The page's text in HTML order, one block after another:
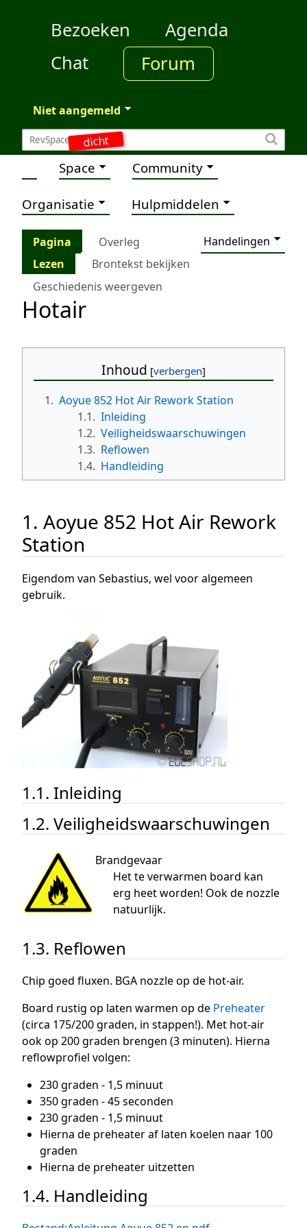
dicht
Bezoeken
Agenda
Chat
Forum
Niet aangemeld
Space Community
Organisatie Hulpmiddelen
Pagina Overleg
Handelingen
Lezen
Brontekst bekijken
Geschiedenis weergeven
Hotair
Inhoud
1. Aoyue 852 Hot Air Rework Station
1.1. Inleiding
1.2. Veiligheidswaarschuwingen
1.3. Reflowen
1.4. Handleiding
1. Aoyue 852 Hot Air Rework
Station
Eigendom van Sebastius, wel voor algemeen
gebruik.
1.1. Inleiding
1.2. Veiligheidswaarschuwingen
Brandgevaar
Het te verwarmen board kan
erg heet worden! Ook de nozzle
natuurlijk.
1.3. Reflowen
Chip goed fluxen. BGA nozzle op de hot-air.
Board rustig op laten warmen op de Preheater
(circa 175/200 graden, in stappen!). Met hot-air
ook op 200 graden brengen (3 minuten). Hierna
reflowprofiel volgen:
230 graden - 1,5 minuut
350 graden - 45 seconden
230 graden - 1,5 minuut
Hierna de preheater af laten koelen naar 100
graden
Hierna de preheater uitzetten
1.4. Handleiding